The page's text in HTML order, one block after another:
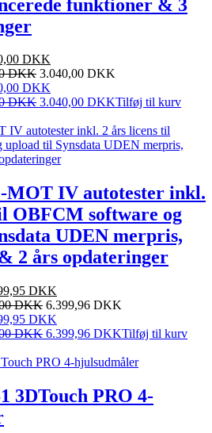
funktioner & 3
DKK
aktuelle
er:
DKK 3.040,00 DKK
DKK.
DKK
aktuelle
er:
3.800,00 DKK.
DKK 3.040,00 DKKTilføj til kurv
MOT IV autotester inkl.
OBFCM software og
UDEN merpris,
2 års opdateringer
DKK
aktuelle
er:
DKK 6.399,96 DKK
DKK
aktuelle
er:
DKK 6.399,96 DKKTilføj til kurv
3DTouch PRO 4-